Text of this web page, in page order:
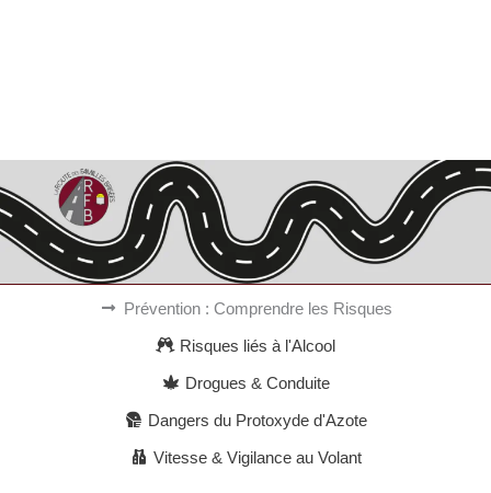
Prévention : Comprendre les Risques
Risques liés à l'Alcool
Drogues & Conduite
Dangers du Protoxyde d'Azote
Vitesse & Vigilance au Volant